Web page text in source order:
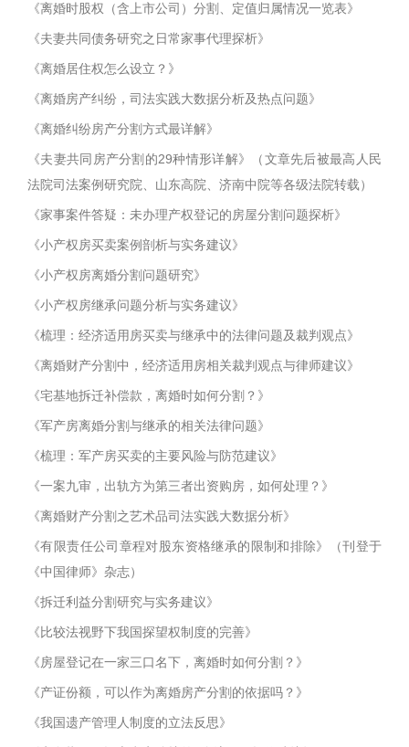
《离婚时股权（含上市公司）分割、定值归属情况一览表》
《夫妻共同债务研究之日常家事代理探析》
《离婚居住权怎么设立？》
《离婚房产纠纷，司法实践大数据分析及热点问题》
《离婚纠纷房产分割方式最详解》
《夫妻共同房产分割的29种情形详解》（文章先后被最高人民
法院司法案例研究院、山东高院、济南中院等各级法院转载）
《家事案件答疑：未办理产权登记的房屋分割问题探析》
《小产权房买卖案例剖析与实务建议》
《小产权房离婚分割问题研究》
《小产权房继承问题分析与实务建议》
《梳理：经济适用房买卖与继承中的法律问题及裁判观点》
《离婚财产分割中，经济适用房相关裁判观点与律师建议》
《宅基地拆迁补偿款，离婚时如何分割？》
《军产房离婚分割与继承的相关法律问题》
《梳理：军产房买卖的主要风险与防范建议》
《一案九审，出轨方为第三者出资购房，如何处理？》
《离婚财产分割之艺术品司法实践大数据分析》
《有限责任公司章程对股东资格继承的限制和排除》（刊登于
《中国律师》杂志）
《拆迁利益分割研究与实务建议》
《比较法视野下我国探望权制度的完善》
《房屋登记在一家三口名下，离婚时如何分割？》
《产证份额，可以作为离婚房产分割的依据吗？》
《我国遗产管理人制度的立法反思》